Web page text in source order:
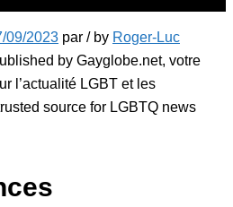
09/2023 par / by Roger-Luc
by Gayglobe.net, votre
l’actualité LGBT et les
source for LGBTQ news